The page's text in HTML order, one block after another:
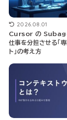
2026.08.01
Cursor の
仕事を分担させる「
ト」の考え方